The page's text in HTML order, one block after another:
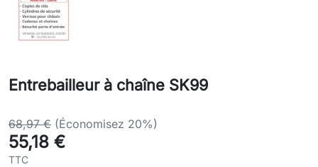
Entrebailleur à chaîne SK99
68,97 € (Économisez 20%)
55,18 €
TTC